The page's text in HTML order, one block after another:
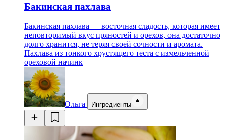
Бакинская пахлава
Бакинская пахлава — восточная сладость, которая имеет
неповторимый вкус пряностей и орехов, она достаточно
долго хранится, не теряя своей сочности и аромата.
Пахлава из тонкого хрустящего теста с измельченной
ореховой начинк
Ольга Ингредиенты